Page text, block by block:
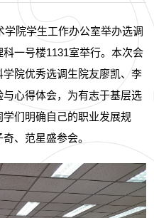
院学生工作办公室举办选调
一号楼1131室举行。本次会
院优秀选调生院友廖凯、李
心得体会，为有志于基层选
们明确自己的职业发展规
、范星盛参会。